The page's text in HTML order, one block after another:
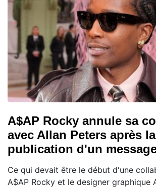
A$AP Rocky annule sa
avec Allan Peters après la
publication d'un
Ce qui devait être le début d'une
A$AP Rocky et le designer graphique